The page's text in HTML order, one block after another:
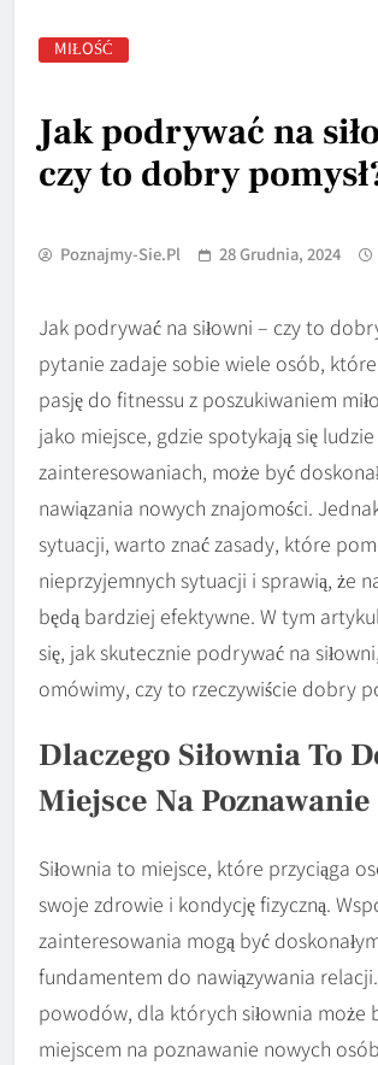
MIŁOŚĆ
Jak podrywać na
czy to dobry
Poznajmy-Sie.pl 28 Grudnia, 2024
Jak podrywać na siłowni – czy to
pytanie zadaje sobie wiele osób, które
pasję do fitnessu z poszukiwaniem
jako miejsce, gdzie spotykają się
zainteresowaniach, może być
nawiązania nowych znajomości.
sytuacji, warto znać zasady, które
nieprzyjemnych sytuacji i sprawią, że
będą bardziej efektywne. W tym
się, jak skutecznie podrywać na
omówimy, czy to rzeczywiście dobry
Dlaczego Siłownia To
Miejsce Na
Siłownia to miejsce, które przyciąga
swoje zdrowie i kondycję fizyczną.
zainteresowania mogą być
fundamentem do nawiązywania
powodów, dla których siłownia może
miejscem na poznawanie nowych